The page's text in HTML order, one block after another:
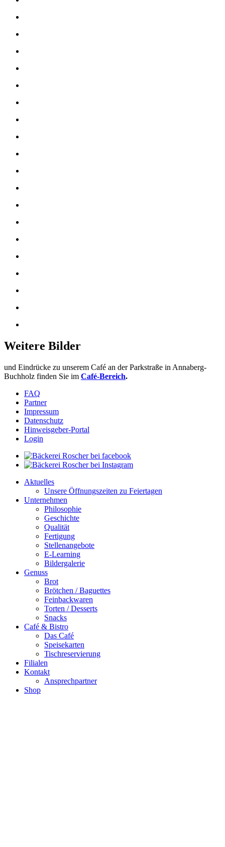
Weitere Bilder
und Eindrücke zu unserem Café an der Parkstraße in Annaberg-
Buchholz finden Sie im Café-Bereich.
FAQ
Partner
Impressum
Datenschutz
Hinweisgeber-Portal
Login
Aktuelles
Unsere Öffnungszeiten zu Feiertagen
Unternehmen
Philosophie
Geschichte
Qualität
Fertigung
Stellenangebote
E-Learning
Bildergalerie
Genuss
Brot
Brötchen / Baguettes
Feinbackwaren
Torten / Desserts
Snacks
Café & Bistro
Das Café
Speisekarten
Tischreservierung
Filialen
Kontakt
Ansprechpartner
Shop